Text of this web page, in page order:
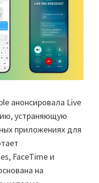
анонсировала Live
устраняющую
приложениях для
FaceTime и
на